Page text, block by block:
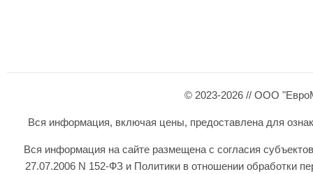
© 2023-2026 // ООО
Вся информация, включая цены, предоставлена для
Вся информация на сайте размещена с согласия
27.07.2006 N 152-ФЗ и Политики в отношении обработки